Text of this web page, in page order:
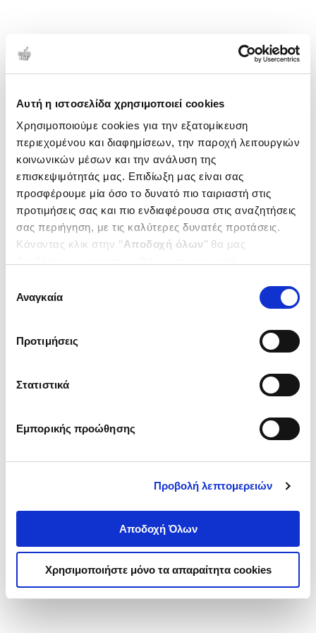
Αυτή η ιστοσελίδα χρησιμοποιεί cookies
Χρησιμοποιούμε cookies για την εξατομίκευση
περιεχομένου και διαφημίσεων, την παροχή λειτουργιών
κοινωνικών μέσων και την ανάλυση της
επισκεψιμότητάς μας. Επιδίωξη μας είναι σας
προσφέρουμε μία όσο το δυνατό πιο ταιριαστή στις
προτιμήσεις σας και πιο ενδιαφέρουσα στις αναζητήσεις
σας περιήγηση, με τις καλύτερες δυνατές προτάσεις.
Κάνοντας κλικ στην ‘’Αποδοχή όλων’’ θα μας
ενδιαφέρουν και να επιλέξετε από τα παρακάτω με την
΄΄και να ενημερωθείτε σχετικά με
συγκατάθεσης
Αναγκαία
Προτιμήσεις
Στατιστικά
Εμπορικής προώθησης
Προβολή λεπτομερειών
Αποδοχή Όλων
Χρησιμοποιήστε μόνο τα απαραίτητα cookies